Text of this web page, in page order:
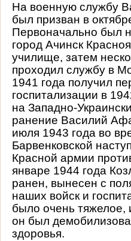
На военную службу
был призван в
Первоначально был
город Ачинск
училище, затем
проходил службу в
1941 года получил
госпитализации в
на Западно-
ранение Василий
июля 1943 года во
Барвенковской
Красной армии
январе 1944 года
ранен, вынесен с
наших войск и
было очень тяжелое,
он был
здоровья.